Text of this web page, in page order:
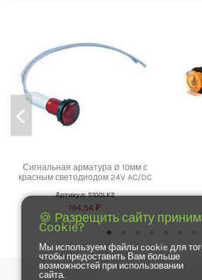
Сигнальная арматура Ø 10мм с
красным светодиодом 24V AC/DC
Артикул: S100LK2
194,54 ₽
🍪 Разрещить сайту
Cookie?
Мы используем файлы cookie для
чтобы предоставить Вам больше
возможностей при использовании
сайта.